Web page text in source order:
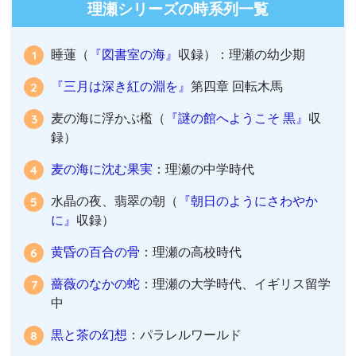
理瀬シリーズの時系列一覧
睡蓮（ 『図書室の海』 収録）：理瀬の幼少期
『三月は深き紅の淵を』 第四章 回転木馬
麦の海に浮かぶ檻（ 『謎の館へようこそ 黒』 収
録）
麦の海に沈む果実 ：理瀬の中学時代
水晶の夜、翡翠の朝（
『朝日のようにさわやか
に』 収録）
黄昏の百合の骨 ：理瀬の高校時代
薔薇のなかの蛇 ：理瀬の大学時代、イギリス留学
中
黒と茶の幻想 ：パラレルワールド